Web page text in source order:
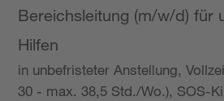
Bereichsleitung (m/w/d) für
Hilfen
in unbefristeter Anstellung,
30 - max. 38,5 Std./Wo.), SOS-